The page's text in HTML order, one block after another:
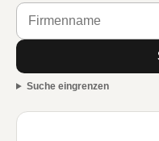
Suche eingrenzen